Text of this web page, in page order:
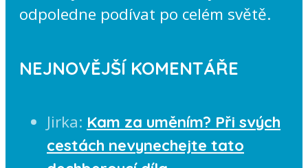
odpoledne podívat po celém světě.
NEJNOVĚJŠÍ KOMENTÁŘE
Jirka: Kam za uměním? Při svých
cestách nevynechejte tato